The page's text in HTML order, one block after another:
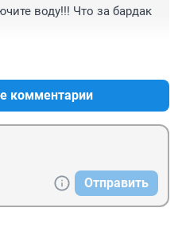
воду!!! Что за бардак
комментарии
Отправить